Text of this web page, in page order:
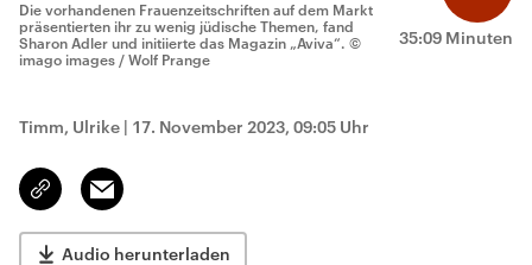
35:09 Minuten
Die vorhandenen Frauenzeitschriften auf dem Markt
präsentierten ihr zu wenig jüdische Themen, fand
Sharon Adler und initiierte das Magazin „Aviva“. ©
imago images / Wolf Prange
Timm, Ulrike | 17. November 2023, 09:05 Uhr
Link
kopieren/teilen
Email
Audio herunterladen